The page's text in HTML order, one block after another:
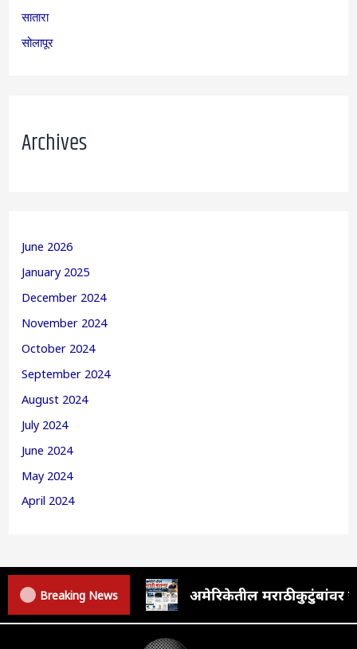
सातारा
सोलापूर
Archives
June 2026
January 2025
December 2024
November 2024
October 2024
September 2024
August 2024
July 2024
June 2024
May 2024
April 2024
Breaking News अमेरिकेतील मराठी कुटुंबांवर